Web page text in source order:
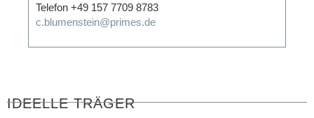
Telefon +49 157 7709 8783
c.blumenstein@primes.de
IDEELLE TRÄGER